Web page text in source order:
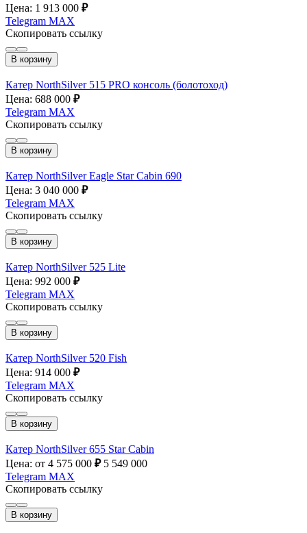
Цена: 1 913 000 ₽
Telegram MAX
Скопировать ссылку
В корзину
Катер NorthSilver 515 PRO консоль (болотоход)
Цена: 688 000 ₽
Telegram MAX
Скопировать ссылку
В корзину
Катер NorthSilver Eagle Star Cabin 690
Цена: 3 040 000 ₽
Telegram MAX
Скопировать ссылку
В корзину
Катер NorthSilver 525 Lite
Цена: 992 000 ₽
Telegram MAX
Скопировать ссылку
В корзину
Катер NorthSilver 520 Fish
Цена: 914 000 ₽
Telegram MAX
Скопировать ссылку
В корзину
Катер NorthSilver 655 Star Cabin
Цена: от 4 575 000 ₽ 5 549 000
Telegram MAX
Скопировать ссылку
В корзину